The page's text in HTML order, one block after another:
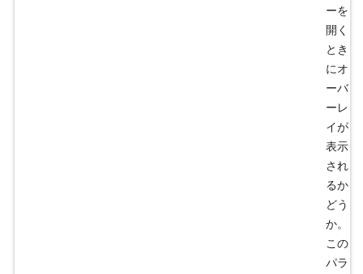
ーを
開く
とき
にオ
ーバ
ーレ
イが
表示
され
るか
どう
か。
この
パラ